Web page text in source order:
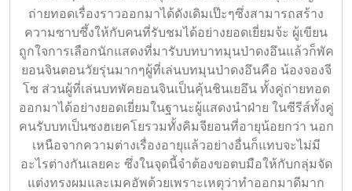
ถ่ายทอดเรื่องราวออกมาได้ดังเดิมเป๊ะๆซึ่งสามารถสร้าง
ความซาบซึ้งให้กับคนที่รับชมได้อย่างยอดเยี่ยมจ้ะ ผู้เขียน
ถูกใจการเลือกนักแสดงที่มารับบทบาทมุนป่าดงอึนแล้วก็พัค
ยอนจินตอนวัยรุ่นมากๆผู้ที่เล่นบทมุนป่าดงอึนคือ น้องจองจี
โซ ส่วนผู้ที่เล่นบทพัคยอนจินเป็นคุ้นชินเยอึน ทั้งคู่ถ่ายทอด
ออกมาได้อย่างยอดเยี่ยมในฐานะผู้แสดงนำฝ่าย ในซีรีส์ทั้งคู่
คนรับบทเป็นซงฮเยคโยรวมทั้งคิมจียอนที่อายุน้อยกว่า นอก
เหนือจากความต่างเรื่องอายุแล้วอย่างอื่นก็แทบจะไม่มี
อะไรต่างกันเลยคะ ซึ่งในจุดนี้จำต้องขอตบมือให้กับกลุ่มจัด
แต่งทรงผมและเมคอัพด้วยเพราะเหตุว่าทำออกมาดีมาก